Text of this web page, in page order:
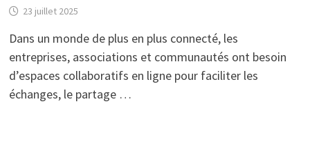
23 juillet 2025
Dans un monde de plus en plus connecté, les
entreprises, associations et communautés ont besoin
d’espaces collaboratifs en ligne pour faciliter les
échanges, le partage …